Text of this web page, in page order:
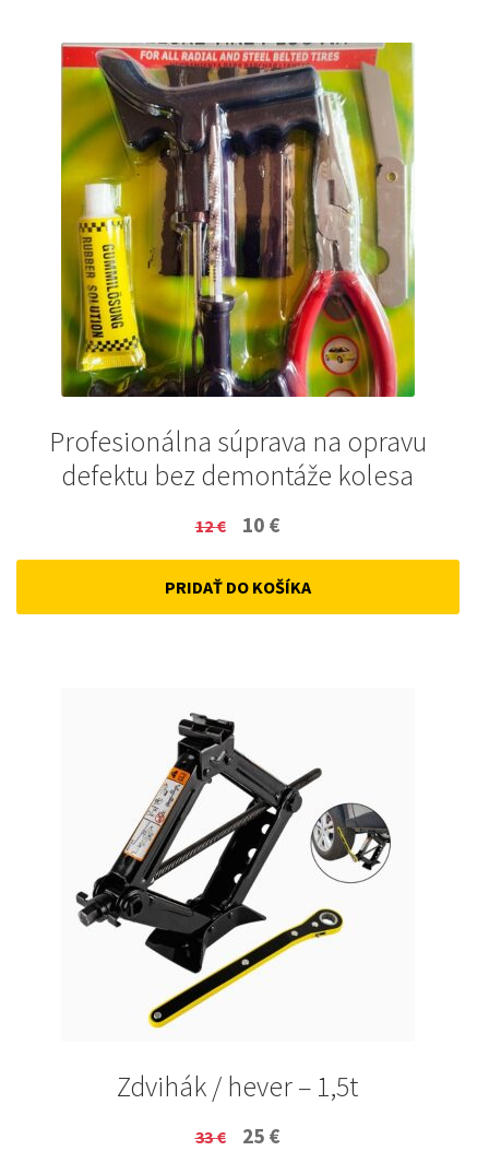
Profesionálna súprava na opravu
defektu bez demontáže kolesa
12€
Original
price
was:
10 €
price
is:
PRIDAŤ DO KOŠÍKA
Zdvihák / hever – 1,5t
33€
Original
25 €